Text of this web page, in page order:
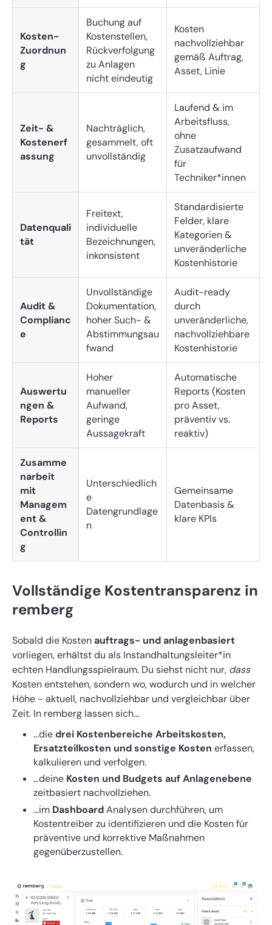
Kosten-
Zuordnun
g
Buchung auf
Kostenstellen,
Rückverfolgung
zu Anlagen
nicht eindeutig
Kosten
nachvollziehbar
gemäß Auftrag,
Asset, Linie
Zeit- &
Kostenerf
assung
Nachträglich,
gesammelt, oft
unvollständig
Laufend & im
Arbeitsfluss,
ohne
Zusatzaufwand
für
Techniker*innen
Datenquali
tät
Freitext,
individuelle
Bezeichnungen,
inkonsistent
Standardisierte
Felder, klare
Kategorien &
unveränderliche
Kostenhistorie
Audit &
Complianc
e
Unvollständige
Dokumentation,
hoher Such- &
Abstimmungsau
fwand
Audit-ready
durch
unveränderliche,
nachvollziehbare
Kostenhistorie
Auswertu
ngen &
Reports
Hoher
manueller
Aufwand,
geringe
Aussagekraft
Automatische
Reports (Kosten
pro Asset,
präventiv vs.
reaktiv)
Zusamme
narbeit
mit
Managem
ent &
Controllin
g
Unterschiedlich
e
Datengrundlage
n
Gemeinsame
Datenbasis &
klare KPIs
Vollständige Kostentransparenz in
remberg
Sobald die Kostenauftrags- und anlagenbasiert
vorliegen, erhältst du als Instandhaltungsleiter*in
echten Handlungsspielraum. Du siehst nicht nur, dass
Kosten entstehen, sondern wo, wodurch und in welcher
Höhe - aktuell, nachvollziehbar und vergleichbar über
Zeit. In remberg lassen sich...
...diedrei Kostenbereiche Arbeitskosten,
Ersatzteilkosten und sonstige Kosten erfassen,
kalkulieren und verfolgen.
...deine Kosten und Budgets auf Anlagenebene
zeitbasiert nachvollziehen.
...im DashboardAnalysen durchführen, um
Kostentreiber zu identifizieren und die Kosten für
präventive und korrektive Maßnahmen
gegenüberzustellen.